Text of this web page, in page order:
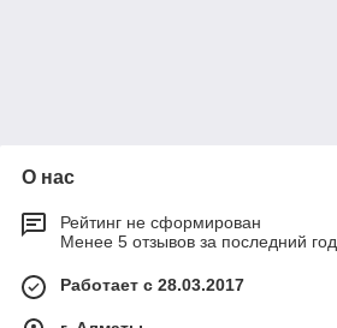
О нас
Рейтинг не сформирован
Менее 5 отзывов за последний год
Работает с 28.03.2017